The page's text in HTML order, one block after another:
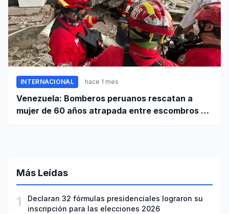
INTERNACIONAL hace 1 mes
Venezuela: Bomberos peruanos rescatan a
mujer de 60 años atrapada entre escombros de
Más Leídas
1
Declaran 32 fórmulas presidenciales lograron su
inscripción para las elecciones 2026